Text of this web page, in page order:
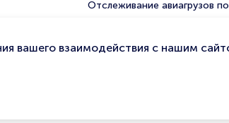
Отслеживание авиагрузов
Карта сайта
вашего взаимодействия с нашим